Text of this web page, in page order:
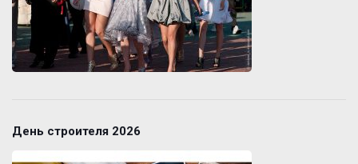
День строителя 2026